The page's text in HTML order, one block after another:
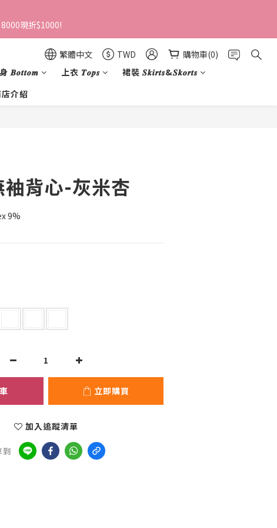
現折$1000!
繁體中文 TWD
購物車(0)
𝑩𝒐𝒕𝒕𝒐𝒎 上衣 𝑻𝒐𝒑𝒔
裙裝 𝑺𝒌𝒊𝒓𝒕𝒔&𝑺𝒌𝒐𝒓𝒕𝒔
店介紹
背心-灰米杏
9%
立即購買
加入追蹤清單
到